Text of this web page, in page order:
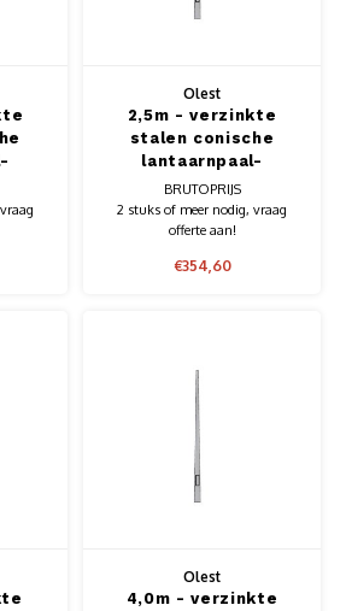
met kantelbare voetplaat
Olest
2,5m - verzinkte
stalen conische
lantaarnpaal-
lichtmast, lengte
2,5m, topmaat 60mm
BRUTOPRIJS
2 stuks of meer nodig, vraag
offerte aan!
€354,60
Olest
4,0m - verzinkte